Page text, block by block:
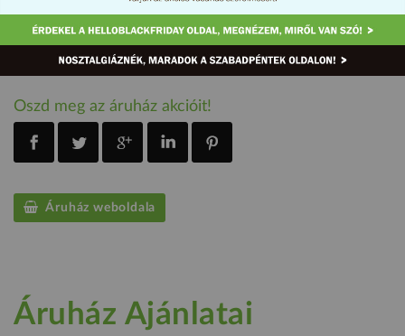
Oszd meg az áruház akcióit!
Áruház weboldala
Áruház Ajánlatai